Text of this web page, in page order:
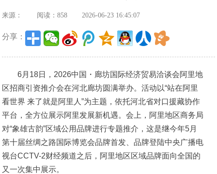
来源： 阅读：858 2026-06-23 16:45:07
分享：
6月18日，2026中国・廊坊国际经济贸易洽谈会阿里地
区招商引资推介会在河北廊坊圆满举办。活动以“站在阿里
看世界 来了就是阿里人”为主题，依托河北省对口援藏协作
平台，全方位展示阿里发展新机遇。会上，阿里地区商务局
对“象雄古韵”区域公用品牌进行专题推介，这是继今年5月
第十届丝绸之路国际博览会品牌首发、品牌登陆中央广播电
视台CCTV-2财经频道之后，阿里地区区域品牌面向全国的
又一次集中展示。